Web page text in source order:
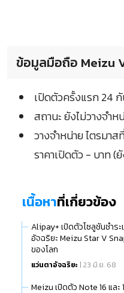
ข้อมูลมือถือ Meizu
เปิดตัวครั้งแรก 24
สถานะ ยังไม่วางจำห
วางจำหน่าย ไตรมาส
ราคาเปิดตัว - บาท (
เนื้อหาที่เกี่ยวข้อง
Alipay+ เปิดตัวโซลูชันชำระ
อัจฉริยะ Meizu Star V
ของโลก
แว่นตาอัจฉริยะ | 23 มิ.ย. 68
Meizu เปิดตัว Note 16 และ